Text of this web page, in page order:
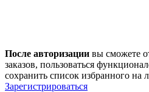
После авторизации вы сможете
заказов, пользоваться
сохранить список избранного на
Зарегистрироваться